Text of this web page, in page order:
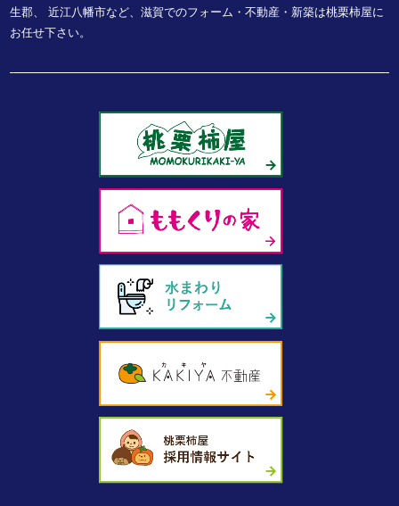
生郡、
近江八幡市など、滋賀でのフォーム・不動産・新築は桃栗柿屋に
お任せ下さい。